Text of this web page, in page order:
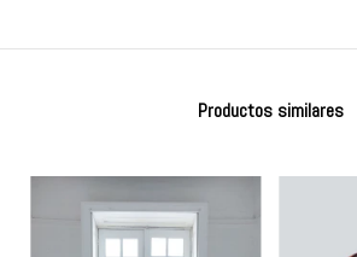
Productos similares